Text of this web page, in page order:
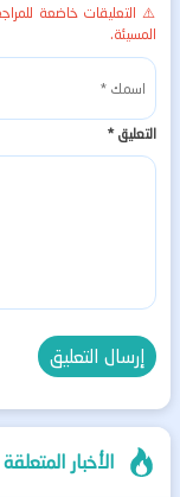
⚠️ التعليقات خاضعة
المسيئة.
التعليق*
الأخبار المتعلقة